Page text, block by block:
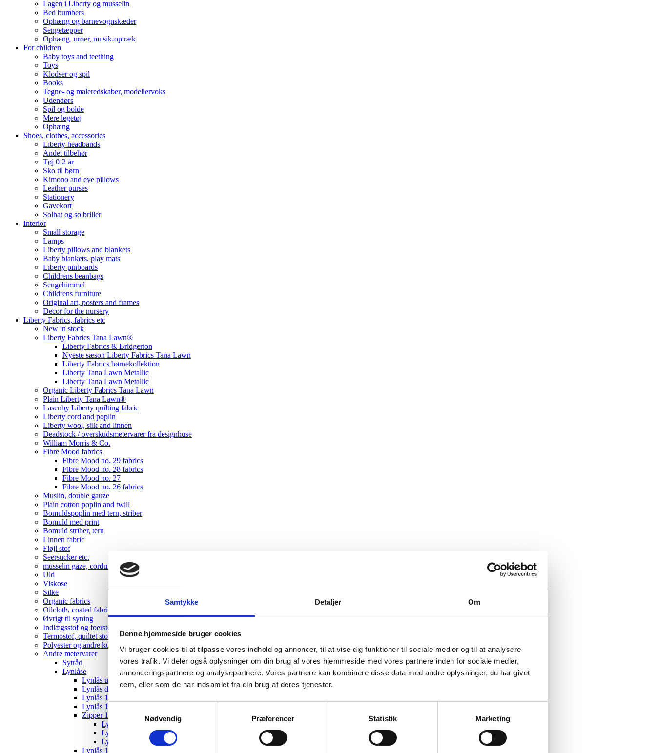
Samtykke Detaljer Om
Denne hjemmeside bruger cookies
Vi bruger cookies til at tilpasse vores indhold og annoncer, til at vise dig funktioner til sociale medier og til at analysere
vores trafik. Vi deler også oplysninger om din brug af vores hjemmeside med vores partnere inden for sociale medier,
annonceringspartnere og analysepartnere. Vores partnere kan kombinere disse data med andre oplysninger, du har givet
dem, eller som de har indsamlet fra din brug af deres tjenester.
Nødvendig
Præferencer Statistik Marketing
Lagen i Liberty og musselin
Bed bumbers
Ophæng og barnevognskæder
Sengetæpper
Ophæng, uroer, musik-optræk
For children
Baby toys and teething
Toys
Klodser og spil
Books
Tegne- og maleredskaber, modellervoks
Udendørs
Spil og bolde
Mere legetøj
Ophæng
Shoes, clothes, accessories
Liberty headbands
Andet tilbehør
Tøj 0-2 år
Sko til børn
Kimono and eye pillows
Leather purses
Stationery
Gavekort
Solhat og solbriller
Interior
Small storage
Lamps
Liberty pillows and blankets
Baby blankets, play mats
Liberty pinboards
Childrens beanbags
Sengehimmel
Childrens furniture
Original art, posters and frames
Decor for the nursery
Liberty Fabrics, fabrics etc
New in stock
Liberty Fabrics Tana Lawn®
Liberty Fabrics & Bridgerton
Nyeste sæson Liberty Fabrics Tana Lawn
Liberty Fabrics børnekollektion
Liberty Tana Lawn Metallic
Liberty Tana Lawn Metallic
Organic Liberty Fabrics Tana Lawn
Plain Liberty Tana Lawn®
Lasenby Liberty quilting fabric
Liberty cord and poplin
Liberty wool, silk and linnen
Deadstock / overskudsmetervarer fra designhuse
William Morris & Co.
Fibre Mood fabrics
Fibre Mood no. 29 fabrics
Fibre Mood no. 28 fabrics
Fibre Mood no. 27
Fibre Mood no. 26 fabrics
Muslin, double gauze
Plain cotton poplin and twill
Bomuldspoplin med tern, striber
Bomuld med print
Bomuld striber, tern
Linnen fabric
Fløjl stof
Seersucker etc.
musselin gaze, corduroy , velvet
Uld
Viskose
Silke
Organic fabrics
Oilcloth, coated fabrics
Øvrigt til syning
Indlægsstof og foerstof
Termostof, quiltet stof
Polyester og andre kunststoffer
Andre metervarer
Sytråd
Lynlåse
Lynlås usynlig
Lynlås delbar
Lynlås 12 cm
Lynlås 15 cm
Zipper 10-19 cm
Lynlås med ring - 18 cm
Lynlås nylon 18 cm
Lynlås metal 22 cm
Lynlås 19 cm